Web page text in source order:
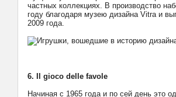
частных коллекциях. В производство
году благодаря музею дизайна Vitra и
2009 года.
6. Il gioco delle favole
Начиная с 1965 года и по сей день это